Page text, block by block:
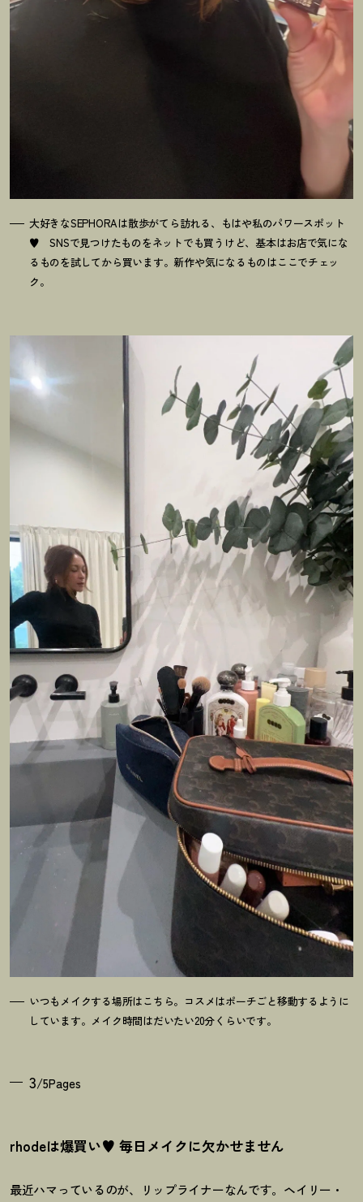
大好きなSEPHORAは散歩がてら訪れる、もはや私のパワースポット
♥ SNSで見つけたものをネットでも買うけど、基本はお店で気にな
るものを試してから買います。新作や気になるものはここでチェッ
ク。
いつもメイクする場所はこちら。コスメはポーチごと移動するように
しています。メイク時間はだいたい20分くらいです。
3/5Pages
rhodeは爆買い♥ 毎日メイクに欠かせません
最近ハマっているのが、リップライナーなんです。ヘイリー・